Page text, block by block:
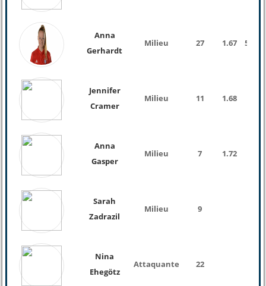
Anna
Gerhardt
Milieu 27 1.67 56 Kg
Jennifer
Cramer
Milieu 11 1.68
Anna
Gasper
Milieu 7 1.72
Sarah
Zadrazil
Milieu 9
Nina
Ehegötz
Attaquante 22